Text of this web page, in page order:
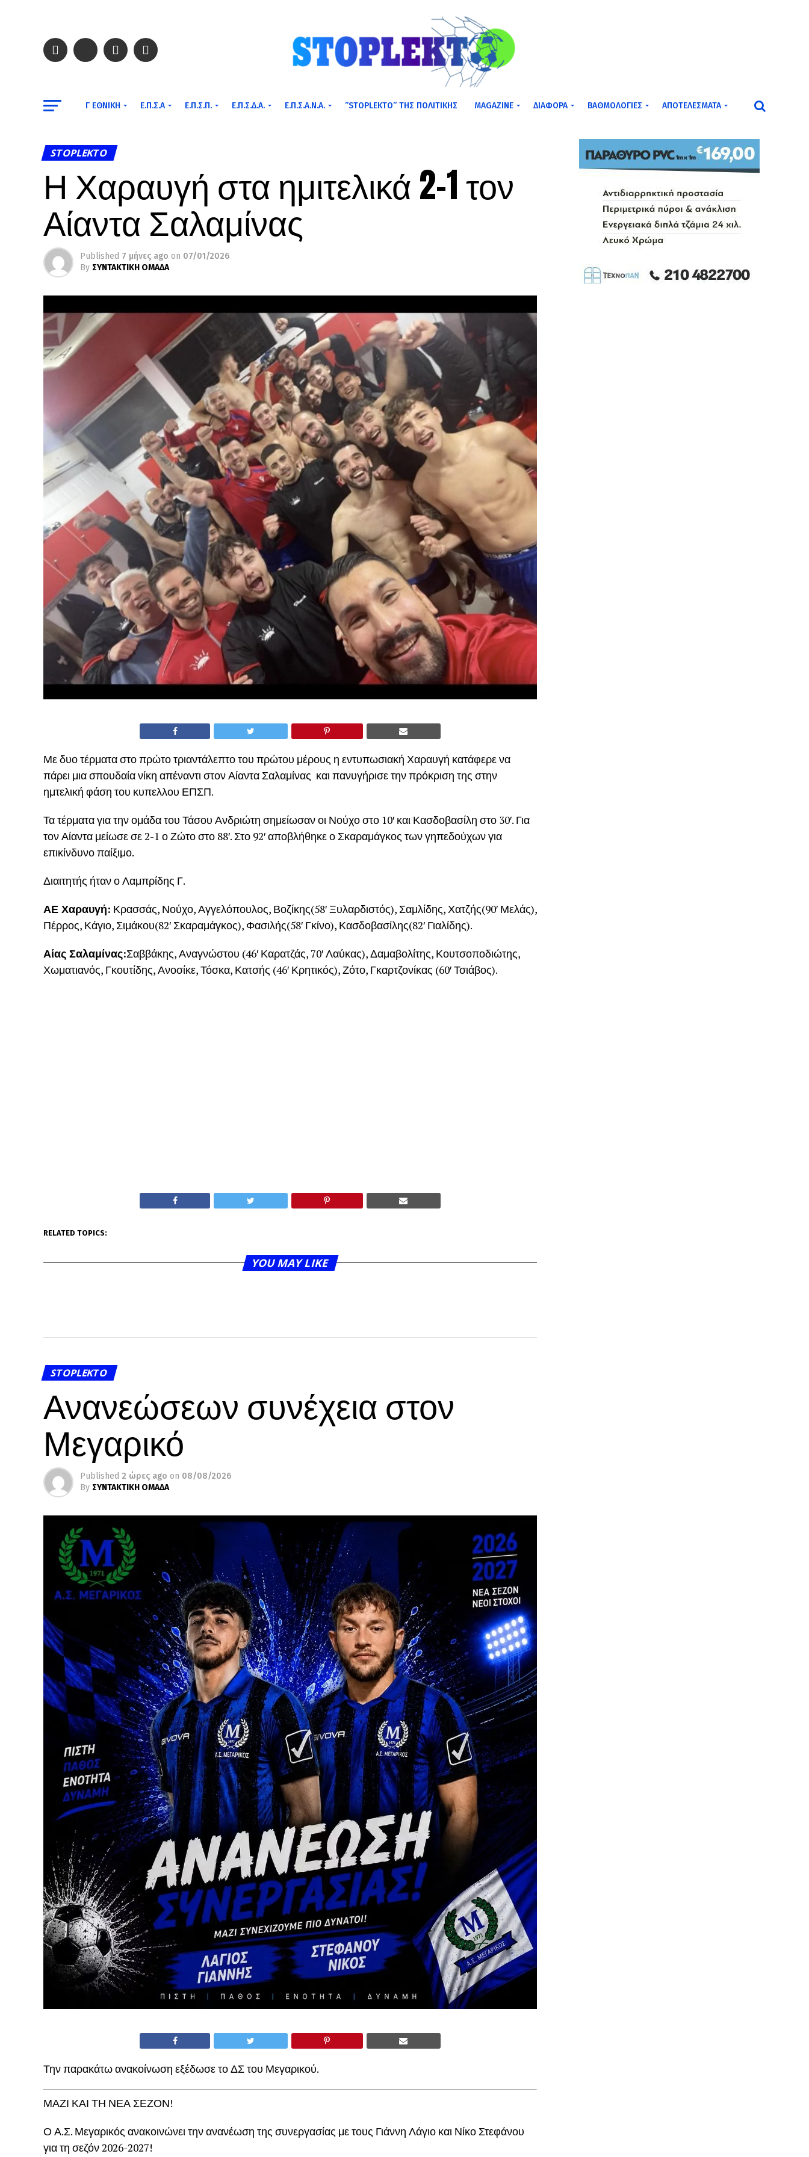
Γ ΕΘΝΙΚΉ Ε.Π.Σ.Α Ε.Π.Σ.Π. Ε.Π.Σ.Δ.Α. Ε.Π.Σ.Α.Ν.Α. ”STOPLEKTO” ΤΗΣ ΠΟΛΙΤΙΚΗΣ MAGAZINE ΔΙΆΦΟΡΑ ΒΑΘΜΟΛΟΓΊΕΣ ΑΠΟΤΕΛΈΣΜΑΤΑ
STOPLEKTO
Η Χαραυγή στα ημιτελικά 2-1 τον
Αίαντα Σαλαμίνας
Published 7 μήνες ago on 07/01/2026
By ΣΥΝΤΑΚΤΙΚΗ ΟΜΑΔΑ
Με δυο τέρματα στο πρώτο τριαντάλεπτο του πρώτου μέρους η εντυπωσιακή Χαραυγή κατάφερε να
πάρει μια σπουδαία νίκη απέναντι στον Αίαντα Σαλαμίνας και πανυγήρισε την πρόκριση της στην
ημτελική φάση του κυπελλου ΕΠΣΠ.
Τα τέρματα για την ομάδα του Τάσου Ανδριώτη σημείωσαν οι Νούχο στο 10′ και Κασδοβασίλη στο 30′. Για
τον Αίαντα μείωσε σε 2-1 ο Ζώτο στο 88′. Στο 92′ αποβλήθηκε ο Σκαραμάγκος των γηπεδούχων για
επικίνδυνο παίξιμο.
Διαιτητής ήταν ο Λαμπρίδης Γ.
ΑΕ Χαραυγή: Κρασσάς, Νούχο, Αγγελόπουλος, Βοζίκης(58′ Ξυλαρδιστός), Σαμλίδης, Χατζής(90′ Μελάς),
Πέρρος, Κάγιο, Σιμάκου(82′ Σκαραμάγκος), Φασιλής(58′ Γκίνο), Κασδοβασίλης(82′ Γιαλίδης).
Αίας Σαλαμίνας:Σαββάκης, Αναγνώστου (46′ Καρατζάς, 70′ Λαύκας), Δαμαβολίτης, Κουτσοποδιώτης,
Χωματιανός, Γκουτίδης, Ανοσίκε, Τόσκα, Κατσής (46′ Κρητικός), Ζότο, Γκαρτζονίκας (60′ Τσιάβος).
RELATED TOPICS:
YOU MAY LIKE
STOPLEKTO
Ανανεώσεων συνέχεια στον
Μεγαρικό
Published 2 ώρες ago on 08/08/2026
By ΣΥΝΤΑΚΤΙΚΗ ΟΜΑΔΑ
Την παρακάτω ανακοίνωση εξέδωσε το ΔΣ του Μεγαρικού.
ΜΑΖΙ ΚΑΙ ΤΗ ΝΕΑ ΣΕΖΟΝ!
Ο Α.Σ. Μεγαρικός ανακοινώνει την ανανέωση της συνεργασίας με τους Γιάννη Λάγιο και Νίκο Στεφάνου
για τη σεζόν 2026-2027!